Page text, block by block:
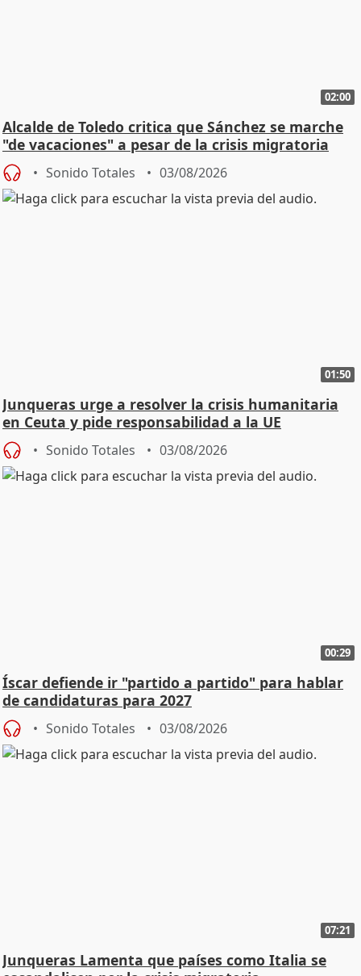
02:00
Alcalde de Toledo critica que Sánchez se marche
"de vacaciones" a pesar de la crisis migratoria
Sonido Totales 03/08/2026
01:50
Junqueras urge a resolver la crisis humanitaria
en Ceuta y pide responsabilidad a la UE
Sonido Totales 03/08/2026
00:29
Íscar defiende ir "partido a partido" para hablar
de candidaturas para 2027
Sonido Totales 03/08/2026
07:21
Junqueras Lamenta que países como Italia se